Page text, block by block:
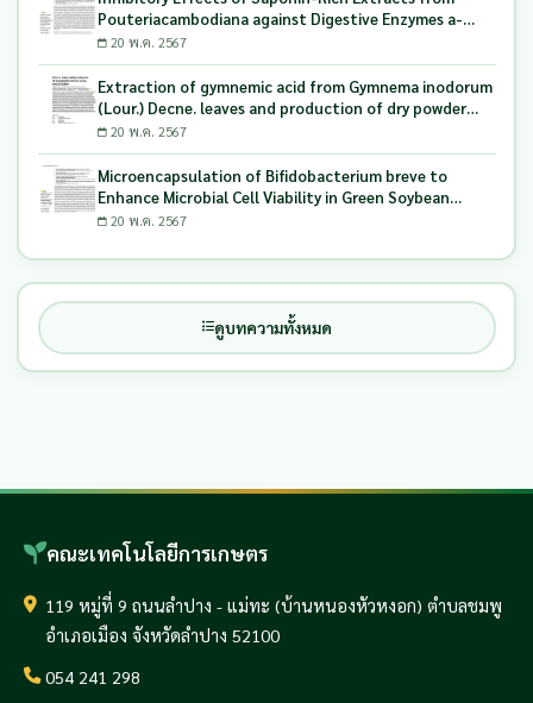
Pouteriacambodiana against Digestive Enzymes a-
Glucosidase and Pancreatic Lipase
20 พ.ค. 2567
Extraction of gymnemic acid from Gymnema inodorum
(Lour.) Decne. leaves and production of dry powder
extract using maltodextrin
20 พ.ค. 2567
Microencapsulation of Bifidobacterium breve to
Enhance Microbial Cell Viability in Green Soybean
Yogurt
20 พ.ค. 2567
ดูบทความทั้งหมด
คณะเทคโนโลยีการเกษตร
119 หมู่ที่ 9 ถนนลำปาง - แม่ทะ (บ้านหนองหัวหงอก) ตำบลชมพู
อำเภอเมือง จังหวัดลำปาง 52100
054 241 298